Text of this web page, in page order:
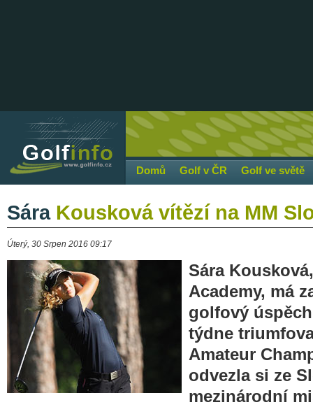
Domů Golf v ČR Golf ve světě
SáraKousková vítězí na MM
Úterý, 30 Srpen 2016 09:17
Sára
Academy, má
golfový
týdne
Amateur
odvezla si ze
mezinárodní